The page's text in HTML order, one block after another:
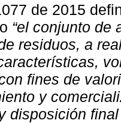
de 2015
“el conjunto de
residuos, a
fines de
y
disposición